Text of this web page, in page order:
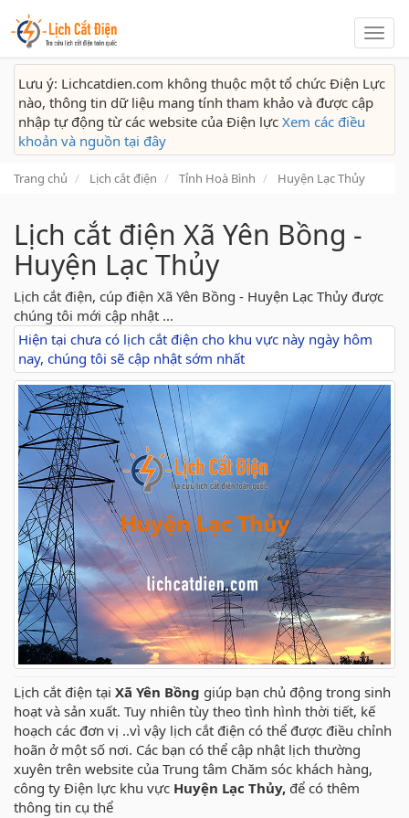
Lịch
cắt
Lưu ý: Lichcatdien.com không thuộc một tổ chức Điện Lực
nào, thông tin dữ liệu mang tính tham khảo và được cập
nhập tự động từ các website của Điện lực Xem các điều
khoản và nguồn tại đây
Trang chủ Lịch cắt điện Tỉnh Hoà Bình Huyện Lạc Thủy
Lịch cắt điện Xã Yên Bồng -
Huyện Lạc Thủy
Lịch cắt điện, cúp điện Xã Yên Bồng - Huyện Lạc Thủy được
chúng tôi mới cập nhật ...
Hiện tại chưa có lịch cắt điện cho khu vực này ngày hôm
nay, chúng tôi sẽ cập nhật sớm nhất
Lịch cắt điện tại Xã Yên Bồng giúp bạn chủ động trong sinh
hoạt và sản xuất. Tuy nhiên tùy theo tình hình thời tiết, kế
hoạch các đơn vị ..vì vậy lịch cắt điện có thể được điều chỉnh
hoãn ở một số nơi. Các bạn có thể cập nhật lịch thường
xuyên trên website của Trung tâm Chăm sóc khách hàng,
công ty Điện lực khu vực Huyện Lạc Thủy, để có thêm
thông tin cụ thể